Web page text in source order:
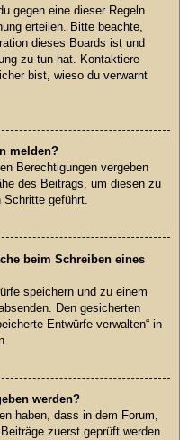
gegen eine dieser Regeln
erteilen. Bitte beachte,
dieses Boards ist und
zu tun hat. Kontaktiere
bist, wieso du verwarnt
melden?
Berechtigungen vergeben
des Beitrags, um diesen zu
geführt.
beim Schreiben eines
speichern und zu einem
Den gesicherten
Entwürfe verwalten“ in
werden?
haben, dass in dem Forum,
zuerst geprüft werden